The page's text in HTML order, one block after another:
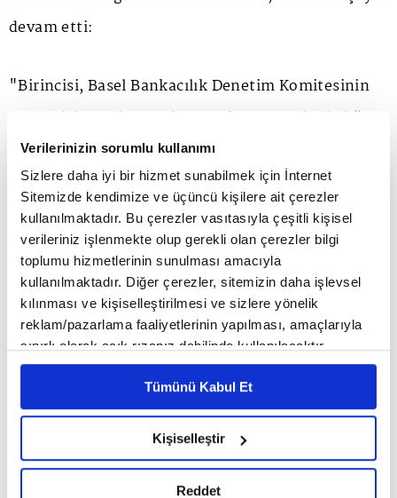
Verilerinizin sorumlu kullanımı
Sizlere daha iyi bir hizmet sunabilmek için İnternet
Sitemizde kendimize ve üçüncü kişilere ait çerezler
kullanılmaktadır. Bu çerezler vasıtasıyla çeşitli kişisel
verileriniz işlenmekte olup gerekli olan çerezler bilgi
toplumu hizmetlerinin sunulması amacıyla
kullanılmaktadır. Diğer çerezler, sitemizin daha işlevsel
kılınması ve kişiselleştirilmesi ve sizlere yönelik
reklam/pazarlama faaliyetlerinin yapılması, amaçlarıyla
sınırlı olarak açık rızanız dahilinde kullanılacaktır.
Çerezlere ilişkin tercihlerinizi çerez paneli vasıtasıyla
belirleyebilirsiniz. Çerezlere ilişkin detaylı bilgi için
Ayarlar butonuna tıklayabilir,Çerez Bilgilendirme
Metnimizi ziyaret edebilirsiniz.
hazırlanmış olan İnternet Sitesi Aydınlatma Metnimizi
Tümünü Kabul Et
Kişiselleştir
Reddet
devam etti:
"Birincisi, Basel Bankacılık Denetim Komitesinin
2023 yılı başında uygulamaya koymayı planladığı
'Basel-3 Final' düzenlemesi kapsamında gerekli
mevzuat değişikliklerinin gerçekleştirilmesidir.
İkinci konu, dijital bankacılık ve servis modeli
bankacılığına ilişkin yasal altyapının tesis
edilmesidir. Üçüncü alan ise Avrupa Yeşil
Mutabakatı'na uyum kapsamında, yeşil bankacılık
uygulamaların geliştirilmesidir."
"18 YAŞ ALTI YENİ KATILIMCILARIN SAYISI 101
Sigortacılık ve Özel Emeklilik Düzenleme ve